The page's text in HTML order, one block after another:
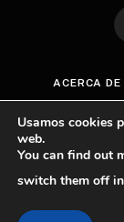
ACERCA
POLÍTICA
Usamos cookies
web.
You can find out
switch them off in